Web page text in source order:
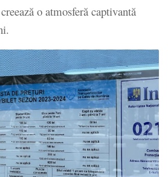
o atmosferă captivantă